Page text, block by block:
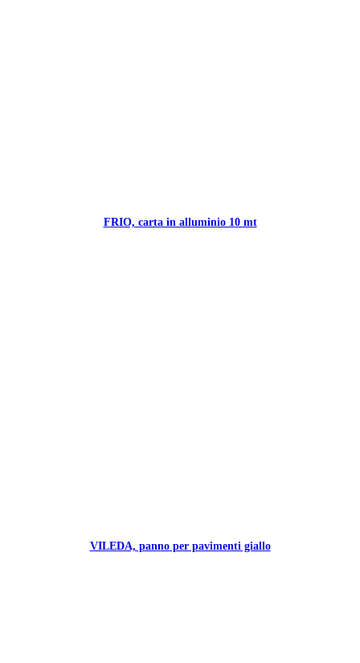
FRIO, carta in alluminio 10 mt
VILEDA, panno per pavimenti giallo